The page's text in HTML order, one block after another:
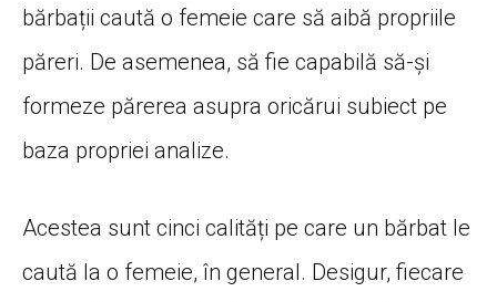
bărbații caută o femeie care să aibă propriile
păreri. De asemenea, să fie capabilă să-și
formeze părerea asupra oricărui subiect pe
baza propriei analize.
Acestea sunt cinci calități pe care un bărbat le
caută la o femeie, în general. Desigur, fiecare